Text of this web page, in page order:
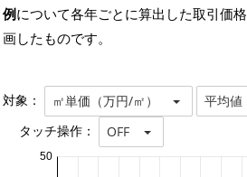
例について各年ごとに算出した取引価
画したものです。
対象： ㎡単価（万円/㎡） 平均値
タッチ操作： OFF
50